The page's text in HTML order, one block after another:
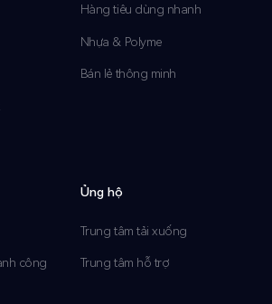
Hàng tiêu dùng nhanh
Nhựa & Polyme
Bán lẻ thông minh
công
Ủng hộ
Trung tâm tải xuống
Trung tâm hỗ trợ